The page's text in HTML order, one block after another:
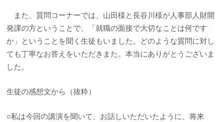
また、質問コーナーでは、山田様と長谷川様が人事部人財開
発課の方ということで、「就職の面接で大切なことは何です
か」ということを聞く生徒もいました。どのような質問に対し
ても丁寧なお答えをいただきまた。本当にありがとうございま
した。
生徒の感想文から（抜粋）
○私は今回の講演を聞いて、お話しいただいたように、将来